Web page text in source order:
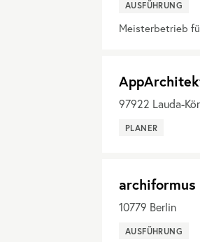
AUSFÜHRUNG
Meisterbetrieb
97922 Lauda-
PLANER
10779 Berlin
AUSFÜHRUNG